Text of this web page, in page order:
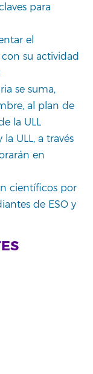
para
el
su actividad
se suma,
al plan de
la ULL
ULL, a través
en
científicos por
de ESO y